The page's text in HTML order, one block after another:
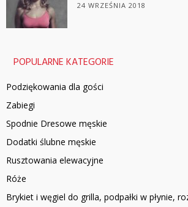
24 WRZEŚNIA 2018
POPULARNE KATEGORIE
Podziękowania dla gości
Zabiegi
Spodnie Dresowe męskie
Dodatki ślubne męskie
Rusztowania elewacyjne
Róże
Brykiet i węgiel do grilla, podpałki w płynie,